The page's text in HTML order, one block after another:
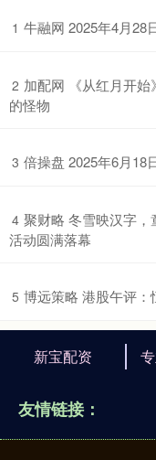
1 牛融网 2025年4月28
2 加配网 《从红月开
的怪物
3 倍操盘 2025年6月18
4 聚财略 冬雪映汉字
活动圆满落幕
5 博远策略 港股午评：
新宝配资
友情链接：